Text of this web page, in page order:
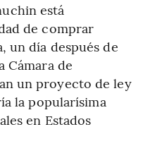
está
de comprar
un día después de
Cámara de
un proyecto de ley
la popularísima
en Estados